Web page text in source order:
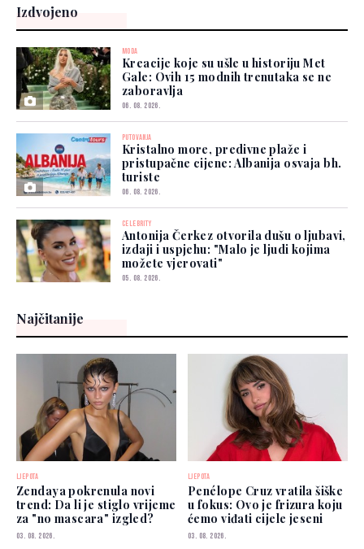
Izdvojeno
MODA
Kreacije koje su ušle u historiju Met
Gale: Ovih 15 modnih trenutaka se ne
zaboravlja
06. 08. 2026.
PUTOVANJA
Kristalno more, predivne plaže i
pristupačne cijene: Albanija osvaja bh.
turiste
06. 08. 2026.
CELEBRITY
Antonija Čerkez otvorila dušu o ljubavi,
izdaji i uspjehu: "Malo je ljudi kojima
možete vjerovati"
05. 08. 2026.
Najčitanije
LJEPOTA
Zendaya pokrenula novi
trend: Da li je stiglo vrijeme
za "no mascara" izgled?
03. 08. 2026.
LJEPOTA
Penélope Cruz vratila šiške
u fokus: Ovo je frizura koju
ćemo viđati cijele jeseni
03. 08. 2026.